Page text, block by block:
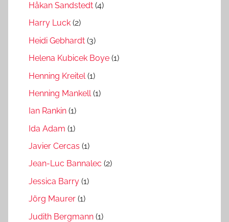
Håkan Sandstedt (4)
Harry Luck (2)
Heidi Gebhardt (3)
Helena Kubicek Boye (1)
Henning Kreitel (1)
Henning Mankell(1)
Ian Rankin (1)
Ida Adam (1)
Javier Cercas (1)
Jean-Luc Bannalec (2)
Jessica Barry (1)
Jörg Maurer (1)
Judith Bergmann (1)